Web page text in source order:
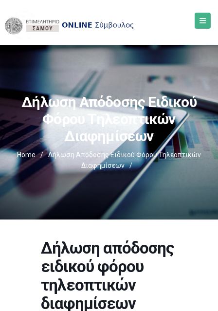
Δήλωση Απόδοσης Ειδικού
Φόρου Τηλεοπτικών
Διαφημίσεων
Home /
Δήλωση Απόδοσης Ειδικού Φόρου Τηλεοπτικών
Διαφημίσεων
/
Δήλωση απόδοσης
ειδικού φόρου
τηλεοπτικών
διαφημίσεων